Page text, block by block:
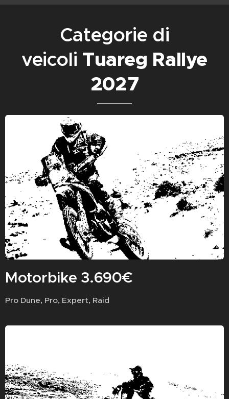
Categorie di
veicoli Tuareg Rallye
2027
Motorbike 3.690€
Pro Dune, Pro, Expert, Raid